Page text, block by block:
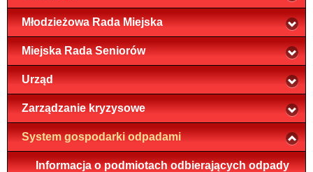
Młodzieżowa Rada Miejska
Miejska Rada Seniorów
Urząd
Zarządzanie kryzysowe
System gospodarki odpadami
Informacja o podmiotach odbierających odpady